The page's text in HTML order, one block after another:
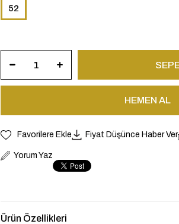
52
Favorilere Ekle Fiyat Düşünce Haber Ver
Yorum Yaz
Ürün Özellikleri